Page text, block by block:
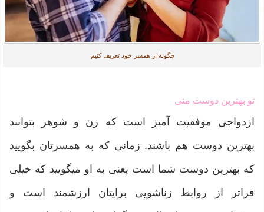
چگونه از همسر خود تعریف کنیم
تو بهترین دوست منی
ازدواجی موفقیت آمیز است که زن و شوهر بتوانند
بهترین دوست هم باشند. زمانی که به همسرتان بگویید
که بهترین دوست شما است یعنی به او میگویید که خیلی
فراتر از روابط زناشویی برایتان ارزشمند است و